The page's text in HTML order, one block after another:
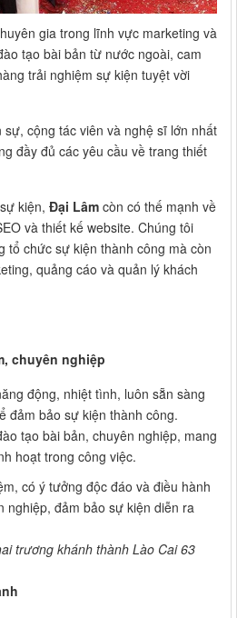
gia trong lĩnh vực marketing và
tạo bài bản từ nước ngoài, cam
trải nghiệm sự kiện tuyệt vời
cộng tác viên và nghệ sĩ lớn nhất
đầy đủ các yêu cầu về trang thiết
kiện, Đại Lâm còn có thế mạnh về
và thiết kế website. Chúng tôi
tổ chức sự kiện thành công mà còn
quảng cáo và quản lý khách
chuyên nghiệp
động, nhiệt tình, luôn sẵn sàng
đảm bảo sự kiện thành công.
tạo bài bản, chuyên nghiệp, mang
hoạt trong công việc.
có ý tưởng độc đáo và điều hành
nghiệp, đảm bảo sự kiện diễn ra
trương khánh thành Lào Cai 63